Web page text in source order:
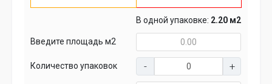
В одной упаковке: 2.20 м2
Введите площадь м2
Количество упаковок